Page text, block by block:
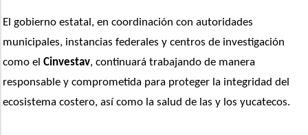
El gobierno estatal, en coordinación con autoridades
municipales, instancias federales y centros de investigación
como el Cinvestav, continuará trabajando de manera
responsable y comprometida para proteger la integridad del
ecosistema costero, así como la salud de las y los yucatecos.